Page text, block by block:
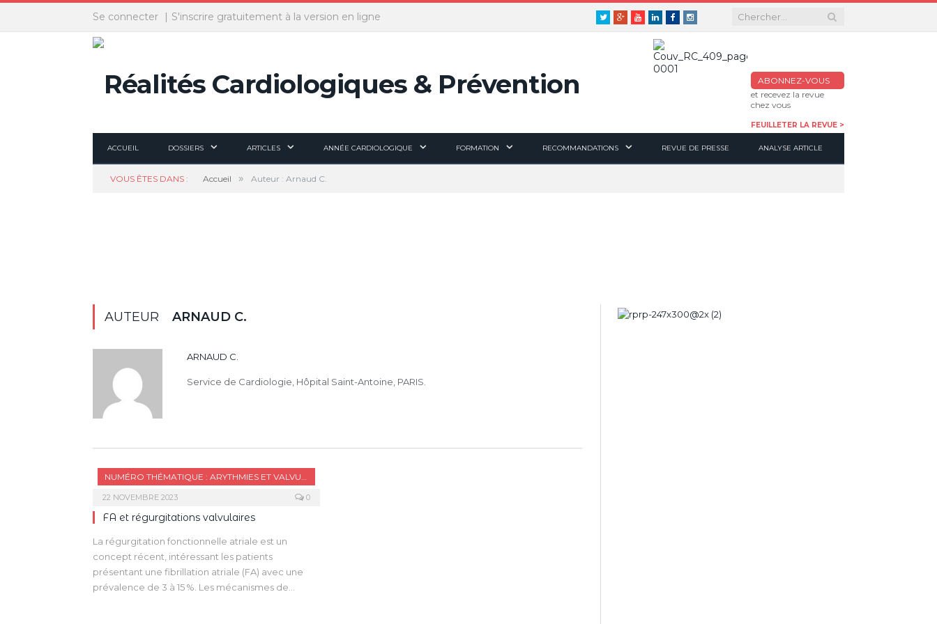
Panneau de gestion des cookies
TwitterGoogle+YoutubeLinkedinFacebookInstagram
Se connecter S'inscrire gratuitement à la version en ligne
ABONNEZ-VOUS
et recevez la revue
chez vous
FEUILLETER LA REVUE >
ACCUEIL DOSSIERS ARTICLES ANNÉE CARDIOLOGIQUE FORMATION RECOMMANDATIONS REVUE DE PRESSE ANALYSE ARTICLE
VOUS ÊTES DANS : Accueil » Auteur : Arnaud C.
AUTEUR ARNAUD C.
ARNAUD C.
Service de Cardiologie, Hôpital Saint-Antoine, PARIS.
NUMÉRO THÉMATIQUE : ARYTHMIES ET VALVULOPATHIES
22 NOVEMBRE 2023 0
FA et régurgitations valvulaires
La régurgitation fonctionnelle atriale est un
concept récent, intéressant les patients
présentant une fibrillation atriale (FA) avec une
prévalence de 3 à 15 %. Les mécanismes de